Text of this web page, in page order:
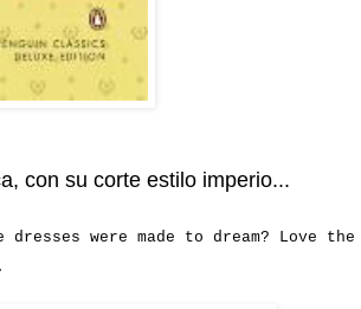
con su corte estilo imperio...
were made to dream? Love the